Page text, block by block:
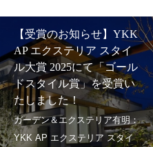
【受賞のお知らせ】YKK
AP エクステリア スタイ
ル大賞 2025にて「ゴール
ドスタイル賞」を受賞い
たしました！